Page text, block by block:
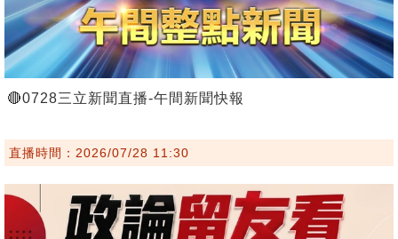
🔴0728三立新聞直播-午間新聞快報
直播時間：2026/07/28 11:30